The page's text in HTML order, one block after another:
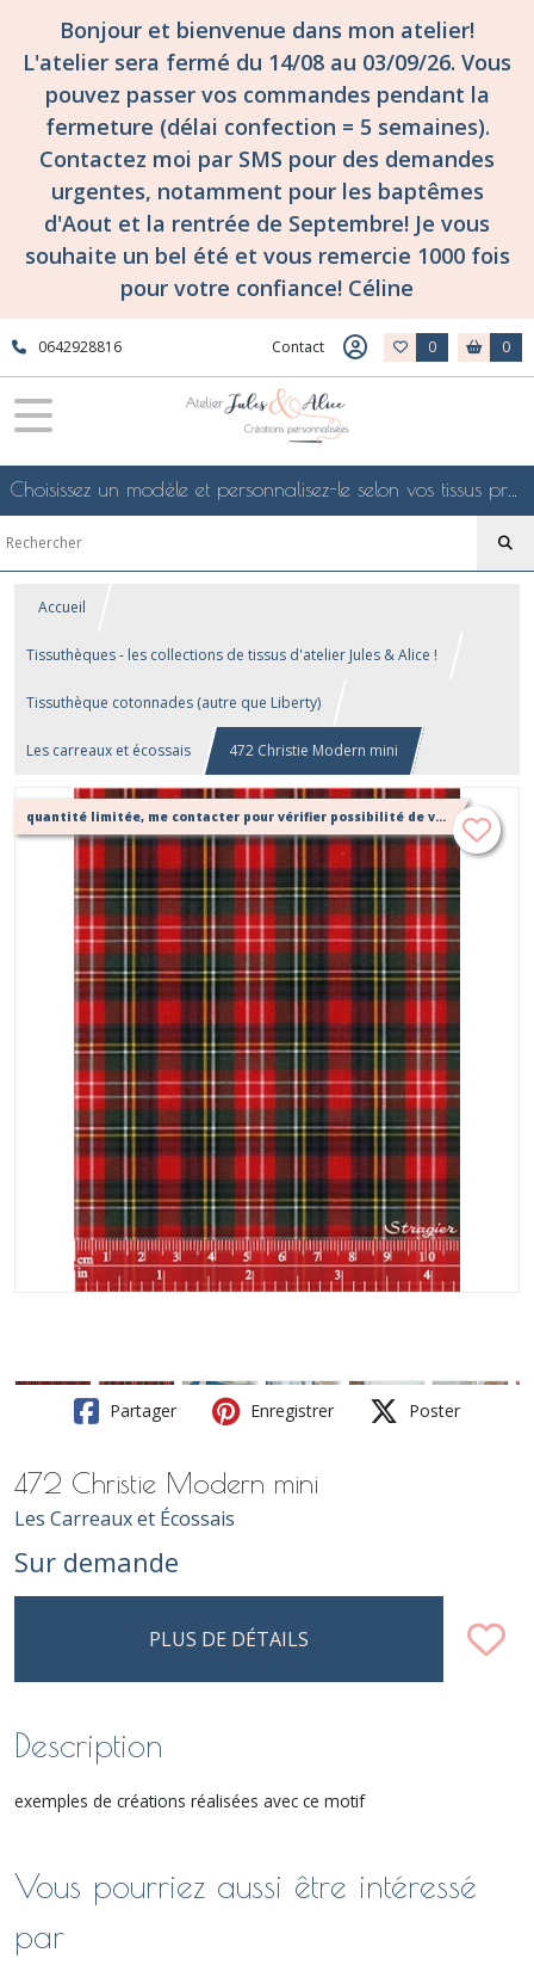
Bonjour et bienvenue dans mon atelier!
L'atelier sera fermé du 14/08 au 03/09/26. Vous
pouvez passer vos commandes pendant la
fermeture (délai confection = 5 semaines).
Contactez moi par SMS pour des demandes
urgentes, notamment pour les baptêmes
d'Aout et la rentrée de Septembre! Je vous
souhaite un bel été et vous remercie 1000 fois
pour votre confiance! Céline
0642928816 Contact 0 0
Choisissez un modèle et personnalisez-le selon vos tissus préférés de mes collections en ligne, je le confectionnerai selon vos souhaits
Accueil
Tissuthèques - les collections de tissus d'atelier Jules & Alice !
Tissuthèque cotonnades (autre que Liberty)
Les carreaux et écossais 472 Christie Modern mini
quantité limitée, me contacter pour vérifier possibilité de votre confection
Partager Enregistrer Poster
472 Christie Modern mini
Les Carreaux et Écossais
Sur demande
PLUS DE DÉTAILS
Description
exemples de créations réalisées avec ce motif
Vous pourriez aussi être intéressé
par